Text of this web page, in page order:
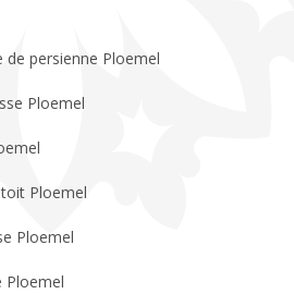
de persienne Ploemel
Ploemel
Ploemel
Ploemel
Ploemel